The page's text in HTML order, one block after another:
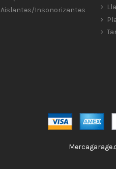
Aislantes/Insonorizantes